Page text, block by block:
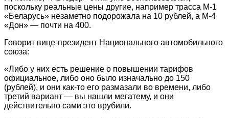
поскольку реальные цены другие, например трасса М-1
«Беларусь» незаметно подорожала на 10 рублей, а М-4
«Дон» — почти на 400.
Говорит вице-президент Национального автомобильного
союза:
«Либо у них есть решение о повышении тарифов
официальное, либо оно было изначально до 150
(рублей), и они как-то его размазали во времени, либо
третий вариант — вы нашли мегатему, и они
действительно сами это врубили.